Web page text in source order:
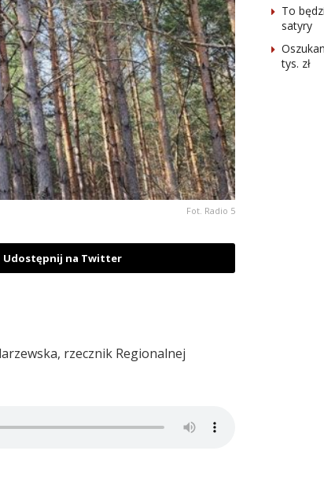
Fot. Radio 5
Udostępnij na Twitter
rzecznik Regionalnej
To
satyry
tys. zł